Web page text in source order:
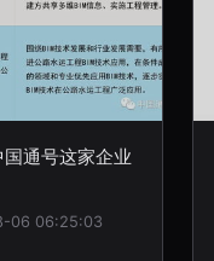
通号这家企业
06 06:25:03